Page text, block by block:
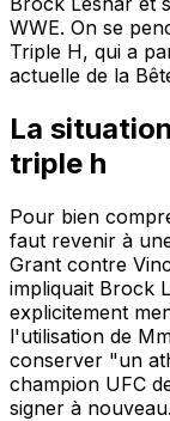
WWE. On se
Triple H, qui a
actuelle de la
La
triple h
Pour bien
faut revenir à
Grant contre
impliquait Brock
explicitement
l'utilisation de
conserver "un
champion UFC
signer à nouveau.